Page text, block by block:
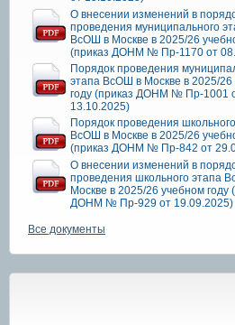
О внесении изменений в
проведения муниципального
ВсОШ в Москве в 2025/26
(приказ ДОНМ № Пр-1170 от
Порядок проведения
этапа ВсОШ в Москве в 2025/26
году (приказ ДОНМ № Пр-1001
13.10.2025)
Порядок проведения
ВсОШ в Москве в 2025/26
(приказ ДОНМ № Пр-842 от
О внесении изменений в
проведения школьного этапа
Москве в 2025/26 учебном году
ДОНМ № Пр-929 от 19.09.2025)
Все документы